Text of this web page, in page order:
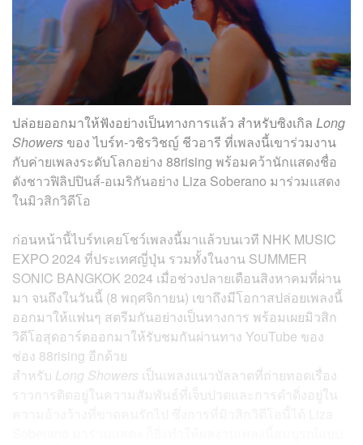
ปล่อยออกมาให้ฟังอย่างเป็นทางการแล้ว สำหรับซิงเกิล Long
Showers ของ ไบร์ท-วชิรวิชญ์ ชีวอารี ที่เพลงนี้เขาร่วมงาน
กับค่ายเพลงระดับโลกอย่าง 88rising พร้อมคว้านักแสดงชื่อ
ดังชาวฟิลิปปินส์-อเมริกันอย่าง Liza Soberano มาร่วมแสดง
ในมิวสิกวิดีโอ
ก่อนหน้านี้ไบร์ทเคยโชว์เพลงนี้มาแล้วบนเวที NHK MUSIC
EXPO 2024 ที่ประเทศญี่ปุ่น รวมทั้งในงาน SUMMER
SONIC BANGKOK 2024 เมื่อช่วงปลายเดือนสิงหาคมที่ผ่าน
มา จนถึงในวันนี้ (8 พฤศจิกายน) เขาถึงมีโอกาสปล่อยเพลงนี้
ออกมาให้แฟนๆ สตรีมกันอย่างเป็นทางการ พร้อมเผยมิวสิก
วิดีโอสุดอาร์ตออกมาให้รับชมกันผ่านทาง YouTube ของ
ช่อง 88rising อีกด้วย
สำหรับ Long Showers เป็นเพลงแนวบัลลาดที่ถ่ายทอดเรื่อง
ราวการติดอยู่ในความสัมพันธ์ที่เจ็บปวดและการดำดิ่งอยู่ใน